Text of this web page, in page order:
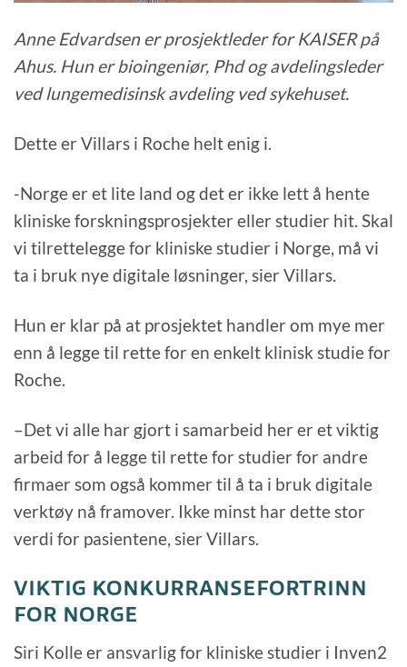
Anne Edvardsen er prosjektleder for KAISER på
Ahus. Hun er bioingeniør, Phd og avdelingsleder
ved lungemedisinsk avdeling ved sykehuset.
Dette er Villars i Roche helt enig i.
-Norge er et lite land og det er ikke lett å hente
kliniske forskningsprosjekter eller studier hit. Skal
vi tilrettelegge for kliniske studier i Norge, må vi
ta i bruk nye digitale løsninger, sier Villars.
Hun er klar på at prosjektet handler om mye mer
enn å legge til rette for en enkelt klinisk studie for
Roche.
–Det vi alle har gjort i samarbeid her er et viktig
arbeid for å legge til rette for studier for andre
firmaer som også kommer til å ta i bruk digitale
verktøy nå framover. Ikke minst har dette stor
verdi for pasientene, sier Villars.
VIKTIG KONKURRANSEFORTRINN
FOR NORGE
Siri Kolle er ansvarlig for kliniske studier i Inven2